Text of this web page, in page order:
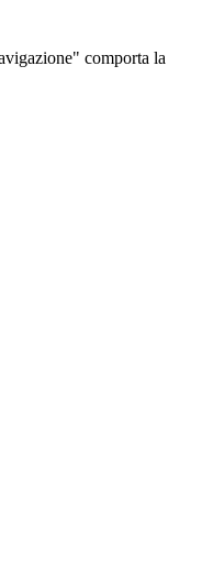
comporta la